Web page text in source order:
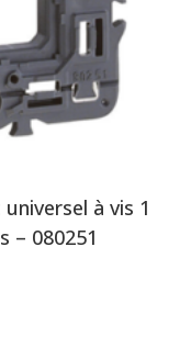
à vis 1
– 080251